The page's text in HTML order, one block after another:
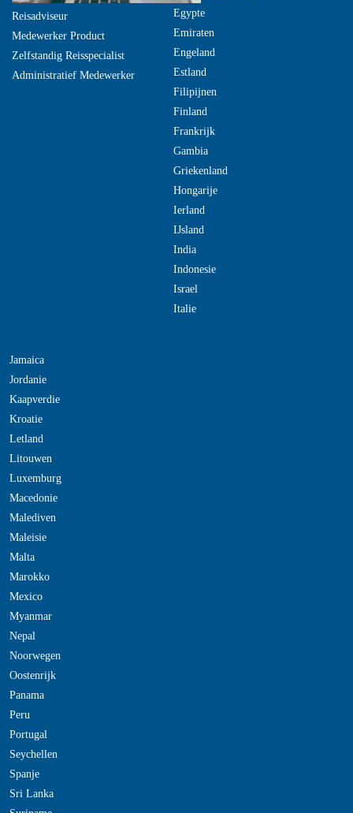
Reisadviseur
Medewerker Product
Zelfstandig Reisspecialist
Administratief Medewerker
Egypte
Emiraten
Engeland
Estland
Filipijnen
Finland
Frankrijk
Gambia
Griekenland
Hongarije
Ierland
IJsland
India
Indonesie
Israel
Italie
Jamaica
Jordanie
Kaapverdie
Kroatie
Letland
Litouwen
Luxemburg
Macedonie
Malediven
Maleisie
Malta
Marokko
Mexico
Myanmar
Nepal
Noorwegen
Oostenrijk
Panama
Peru
Portugal
Seychellen
Spanje
Sri Lanka